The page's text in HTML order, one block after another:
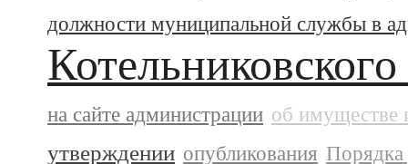
должности муниципальной службы в
на сайте администрации об имуществе
утверждении опубликования Порядка